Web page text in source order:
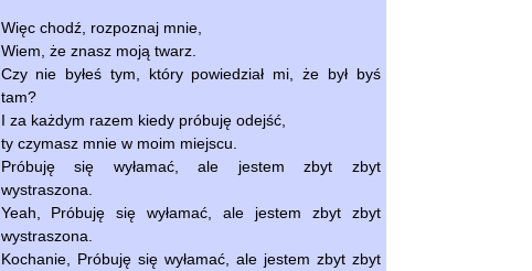
Więc chodź, rozpoznaj mnie,
Wiem, że znasz moją twarz.
Czy nie byłeś tym, który powiedział mi, że był byś
tam?
I za każdym razem kiedy próbuję odejść,
ty czymasz mnie w moim miejscu.
Próbuję się wyłamać, ale jestem zbyt zbyt
wystraszona.
Yeah, Próbuję się wyłamać, ale jestem zbyt zbyt
wystraszona.
Kochanie, Próbuję się wyłamać, ale jestem zbyt zbyt